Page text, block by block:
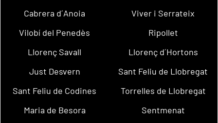
Cabrera d´Anoia
Viver i Serrateix
Vilobí del Penedès
Ripollet
Llorenç Savall
Llorenç d´Hortons
Just Desvern
Sant Feliu de Llobregat
Sant Feliu de Codines
Torrelles de Llobregat
Maria de Besora
Sentmenat